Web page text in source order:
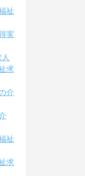
祉
実
求
介
祉
求